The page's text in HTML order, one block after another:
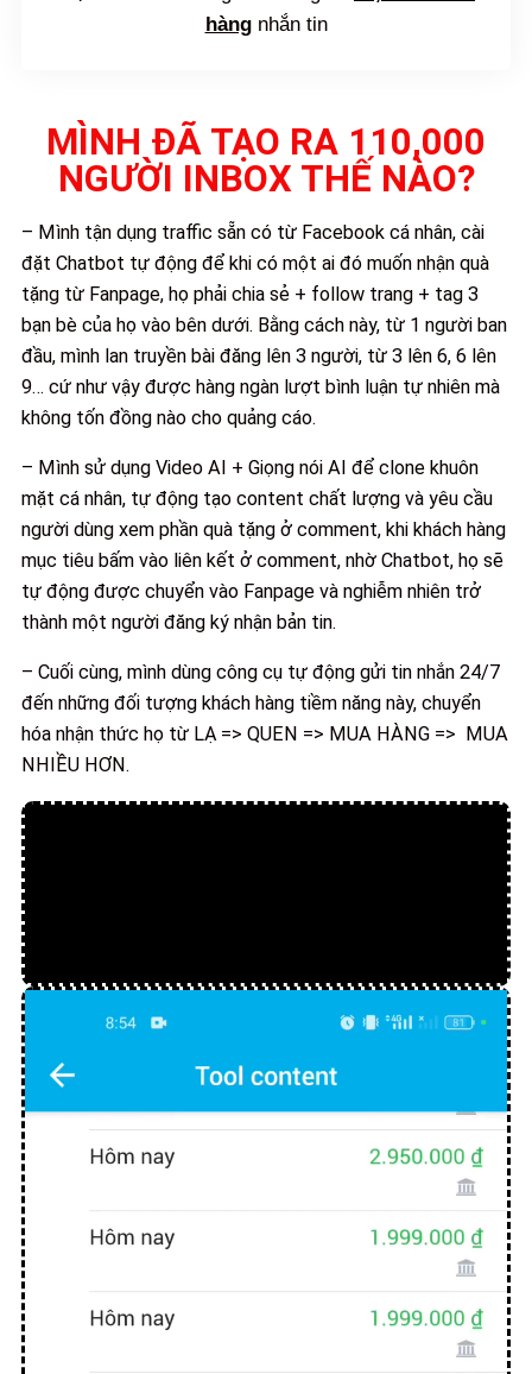
hàngnhắn tin
MÌNH ĐÃ TẠO RA 110,000
NGƯỜI INBOX THẾ NÀO?
– Mình tận dụng traffic sẵn có từ Facebook cá nhân, cài
đặt Chatbot tự động để khi có một ai đó muốn nhận quà
tặng từ Fanpage, họ phải chia sẻ + follow trang + tag 3
bạn bè của họ vào bên dưới. Bằng cách này, từ 1 người ban
đầu, mình lan truyền bài đăng lên 3 người, từ 3 lên 6, 6 lên
9… cứ như vậy được hàng ngàn lượt bình luận tự nhiên mà
không tốn đồng nào cho quảng cáo.
– Mình sử dụng Video AI + Giọng nói AI để clone khuôn
mặt cá nhân, tự động tạo content chất lượng và yêu cầu
người dùng xem phần quà tặng ở comment, khi khách hàng
mục tiêu bấm vào liên kết ở comment, nhờ Chatbot, họ sẽ
tự động được chuyển vào Fanpage và nghiễm nhiên trở
thành một người đăng ký nhận bản tin.
– Cuối cùng, mình dùng công cụ tự động gửi tin nhắn 24/7
đến những đối tượng khách hàng tiềm năng này, chuyển
hóa nhận thức họ từ LẠ => QUEN => MUA HÀNG => MUA
NHIỀU HƠN.